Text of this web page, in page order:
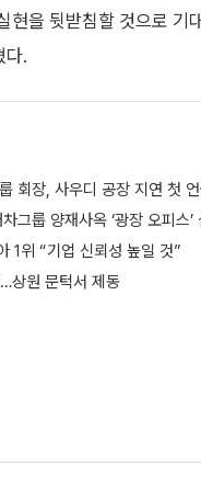
현을 뒷받침할 것으로
다.
회장, 사우디 공장 지연 첫
그룹 양재사옥 ‘광장 오피스’
1위 “기업 신뢰성 높일 것”
상원 문턱서 제동